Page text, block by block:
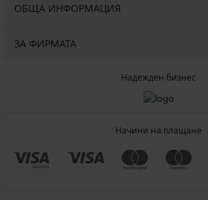
ОБЩА ИНФОРМАЦИЯ
ЗА ФИРМАТА
Надежден бизнес
Начини на плащане